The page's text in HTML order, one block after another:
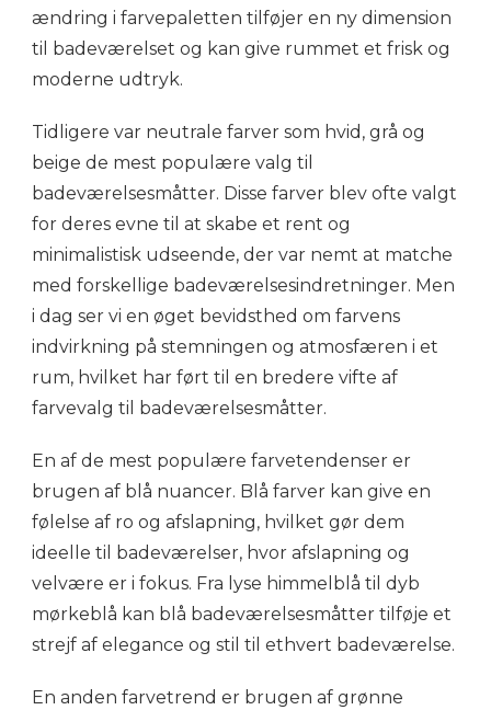
ændring i farvepaletten tilføjer en ny dimension
til badeværelset og kan give rummet et frisk og
moderne udtryk.
Tidligere var neutrale farver som hvid, grå og
beige de mest populære valg til
badeværelsesmåtter. Disse farver blev ofte valgt
for deres evne til at skabe et rent og
minimalistisk udseende, der var nemt at matche
med forskellige badeværelsesindretninger. Men
i dag ser vi en øget bevidsthed om farvens
indvirkning på stemningen og atmosfæren i et
rum, hvilket har ført til en bredere vifte af
farvevalg til badeværelsesmåtter.
En af de mest populære farvetendenser er
brugen af blå nuancer. Blå farver kan give en
følelse af ro og afslapning, hvilket gør dem
ideelle til badeværelser, hvor afslapning og
velvære er i fokus. Fra lyse himmelblå til dyb
mørkeblå kan blå badeværelsesmåtter tilføje et
strejf af elegance og stil til ethvert badeværelse.
En anden farvetrend er brugen af grønne